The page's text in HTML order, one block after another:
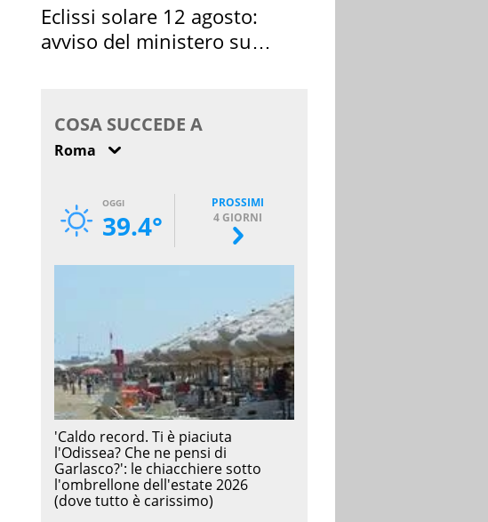
Eclissi solare 12 agosto:
avviso del ministero su